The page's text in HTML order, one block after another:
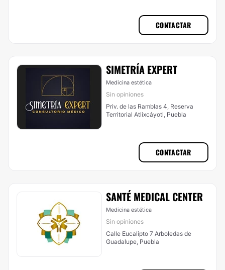
CONTACTAR
SIMETRÍA EXPERT
Medicina estética
Sin opiniones
Priv. de las Ramblas 4, Reserva
Territorial Atlixcáyotl, Puebla
CONTACTAR
SANTÉ MEDICAL CENTER
Medicina estética
Sin opiniones
Calle Eucalipto 7 Arboledas de
Guadalupe, Puebla